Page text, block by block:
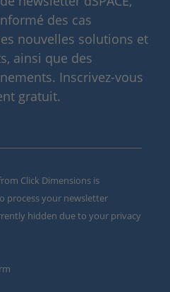
des cas
nouvelles solutions et
ainsi que des
Inscrivez-vous
gratuit.
Click Dimensions is
process your newsletter
hidden due to your privacy